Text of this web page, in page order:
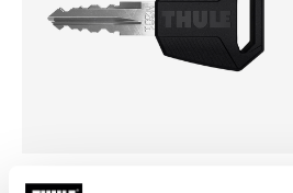
Thule One-Key System